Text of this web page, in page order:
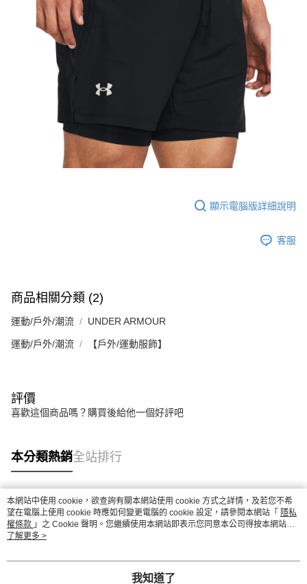
顯示電腦版詳細說明
客服
商品相關分類 (2)
運動/戶外/潮流 UNDER ARMOUR
運動/戶外/潮流 【戶外/運動服飾】
評價
喜歡這個商品嗎？購買後給他一個好評吧
本分類熱銷全站排行
熱門標籤
本網站中使用 cookie，欲查詢有關本網站使用 cookie 方式之詳情，及若您不希
望在電腦上使用 cookie 時應如何變更電腦的 cookie 設定，請參閱本網站「 隱私
權條款 」之 Cookie 聲明。您繼續使用本網站即表示您同意本公司得按本網站使
用條款之 Cookie 聲明使用 cookie。
了解更多 >
我知道了